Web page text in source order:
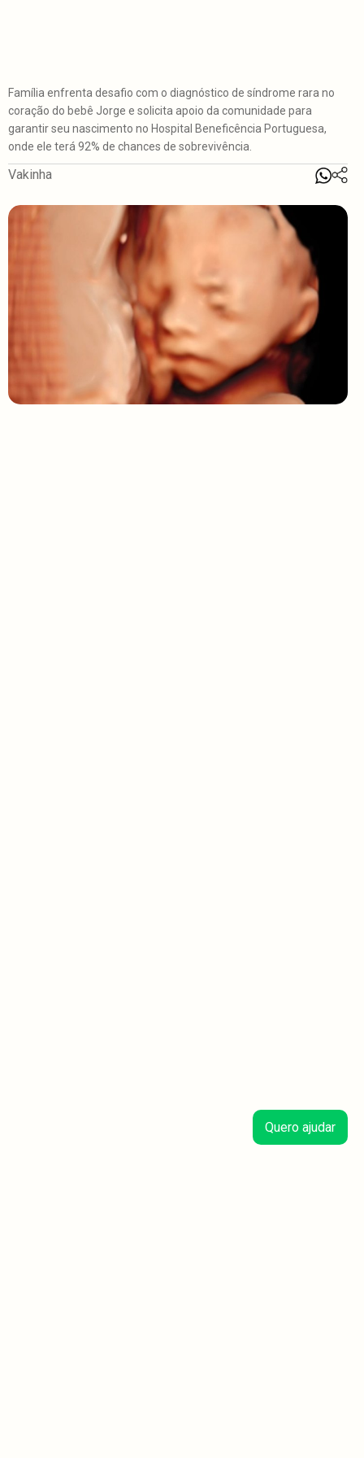
Família enfrenta desafio com o diagnóstico de síndrome rara no
coração do bebê Jorge e solicita apoio da comunidade para
garantir seu nascimento no Hospital Beneficência Portuguesa,
onde ele terá 92% de chances de sobrevivência.
Vakinha
Quero ajudar